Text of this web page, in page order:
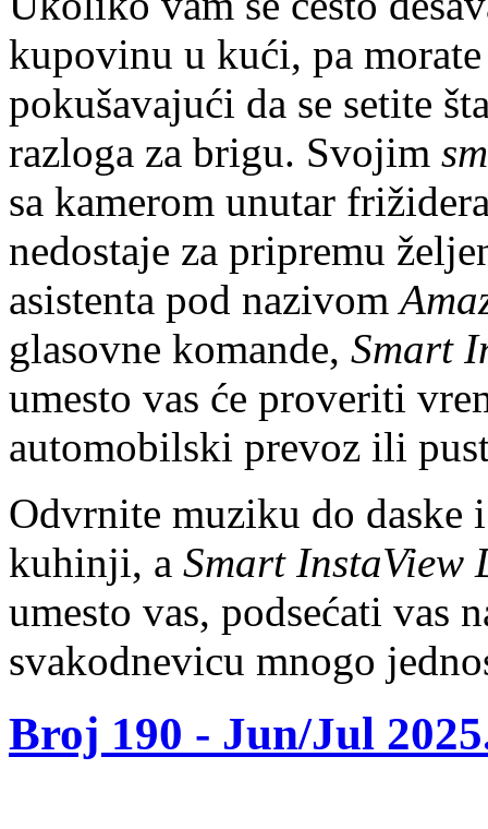
kupovinu u kući, pa
pokušavajući da se setite
razloga za brigu. Svojim
sa kamerom unutar
nedostaje za pripremu
asistenta pod nazivom
glasovne komande, Smart
umesto vas će proveriti
automobilski prevoz ili
Odvrnite muziku do daske
kuhinji, a Smart
umesto vas, podsećati vas
svakodnevicu mnogo
Broj 190 - Jun/Jul